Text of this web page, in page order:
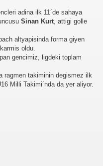
adina ilk 11´de sahaya
Sinan Kurt, attigi golle
altyapisinda forma giyen
oldu.
gencimiz, ligdeki toplam
ragmen takiminin degismez ilk
Milli Takimi´nda da yer aliyor.